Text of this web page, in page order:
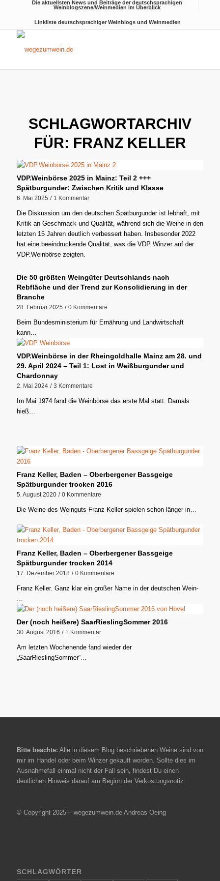
Die aktuellsten News und Beiträge der deutschsprachigen
Weinblogszene/Weinmedien im Überblick
Linkliste deutschsprachiger Weinblogs und Weinmedien
SCHLAGWORTARCHIV
FÜR: FRANZ KELLER
VDP.Weinbörse 2025 in Mainz: Teil 2 +++
Spätburgunder: Zwischen Kritik und Klasse
6. Mai 2025 / 1 Kommentar
Die Diskussion um den deutschen Spätburgunder ist lebhaft, mit
Kritik an Geschmack und Qualität, während sich die Weine in den
letzten 15 Jahren deutlich verbessert haben. Insbesonder 2022
hat eine beeindruckende Qualität, was die VDP Winzer auf der
VDP.Weinbörse zeigten.
Die 50 größten Weingüter Deutschlands nach
Rebfläche und der Trend zur Konsolidierung in der
Branche
28. Februar 2025 / 0 Kommentare
Beim Bundesministerium für Ernährung und Landwirtschaft
kann…
VDP.Weinbörse in der Rheingoldhalle Mainz am 28. und
29. April 2024 – Teil 1: Lost in Weißburgunder und
Chardonnay
2. Mai 2024 / 3 Kommentare
Im Mai 1974 fand die Weinbörse das erste Mal statt. Damals
hieß…
Franz Keller, Baden – Oberbergener Bassgeige
Spätburgunder trocken 2016
5. August 2020 / 0 Kommentare
Die Weine des Weinguts Franz Keller spielen schon länger in…
Franz Keller, Baden – Oberbergener Bassgeige
Spätburgunder trocken 2014
17. Dezember 2018 / 0 Kommentare
Franz Keller. Ganz klar ein großer Name in der deutschen Wein-
…
Der (noch heißere) SaarRieslingSommer 2016
30. August 2016 / 1 Kommentar
Am letzten Wochenende fand wieder der
„SaarRieslingSommer“…
Bitte beachte: Alle in diesem Blog beschriebenen Weine sind von
mir im Handel oder beim Winzer gekauft worden. Sollte dies im
Ausnahmefall einmal nicht der Fall sein, findest Du einen
deutlichen Hinweis darauf am Beginn der Verkostungsnotiz.
© Copyright 2025 – wegezumwein.de Andreas Oeing
SCHLAGWÖRTER